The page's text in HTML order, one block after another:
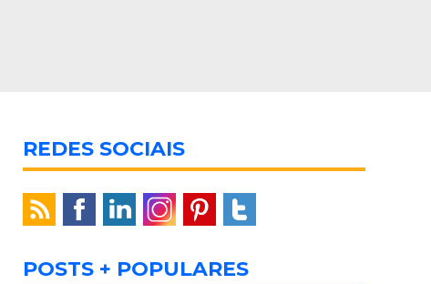
REDES SOCIAIS
POSTS + POPULARES